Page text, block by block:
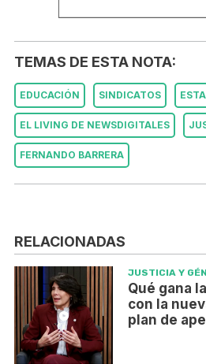
TEMAS DE ESTA NOTA:
EDUCACIÓN SINDICATOS
EL LIVING DE NEWSDIGITALES
FERNANDO BARRERA
RELACIONADAS
JUSTICIA Y
Qué gana
con la
plan de